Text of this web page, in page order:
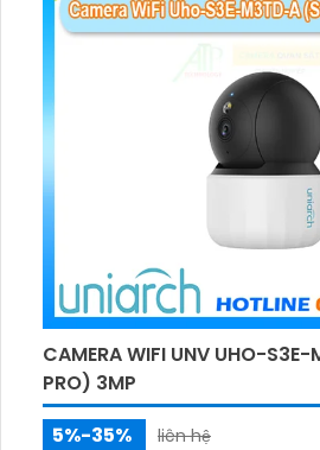
CAMERA WIFI UNV UHO-
PRO) 3MP
5%-35%
liên hệ